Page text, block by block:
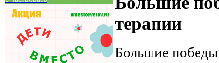
терапии
Большие